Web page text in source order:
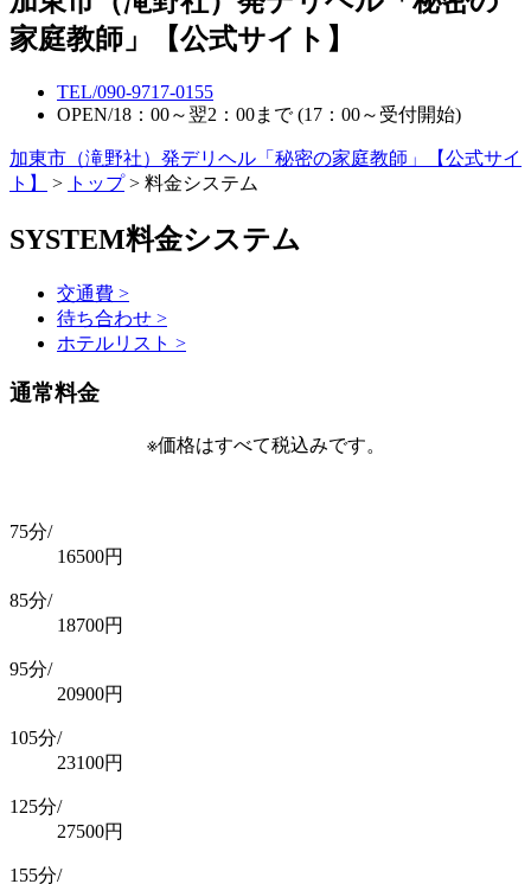
家庭教師」【公式サイト】
TEL/090-9717-0155
OPEN/18：00～翌2：00まで (17：00～受付開始)
加東市（滝野社）発デリヘル「秘密の家庭教師」【公式サイ
ト】
> トップ> 料金システム
SYSTEM料金システム
交通費 >
待ち合わせ >
ホテルリスト >
通常料金
※価格はすべて税込みです。
75分/
16500円
85分/
18700円
95分/
20900円
105分/
23100円
125分/
27500円
155分/